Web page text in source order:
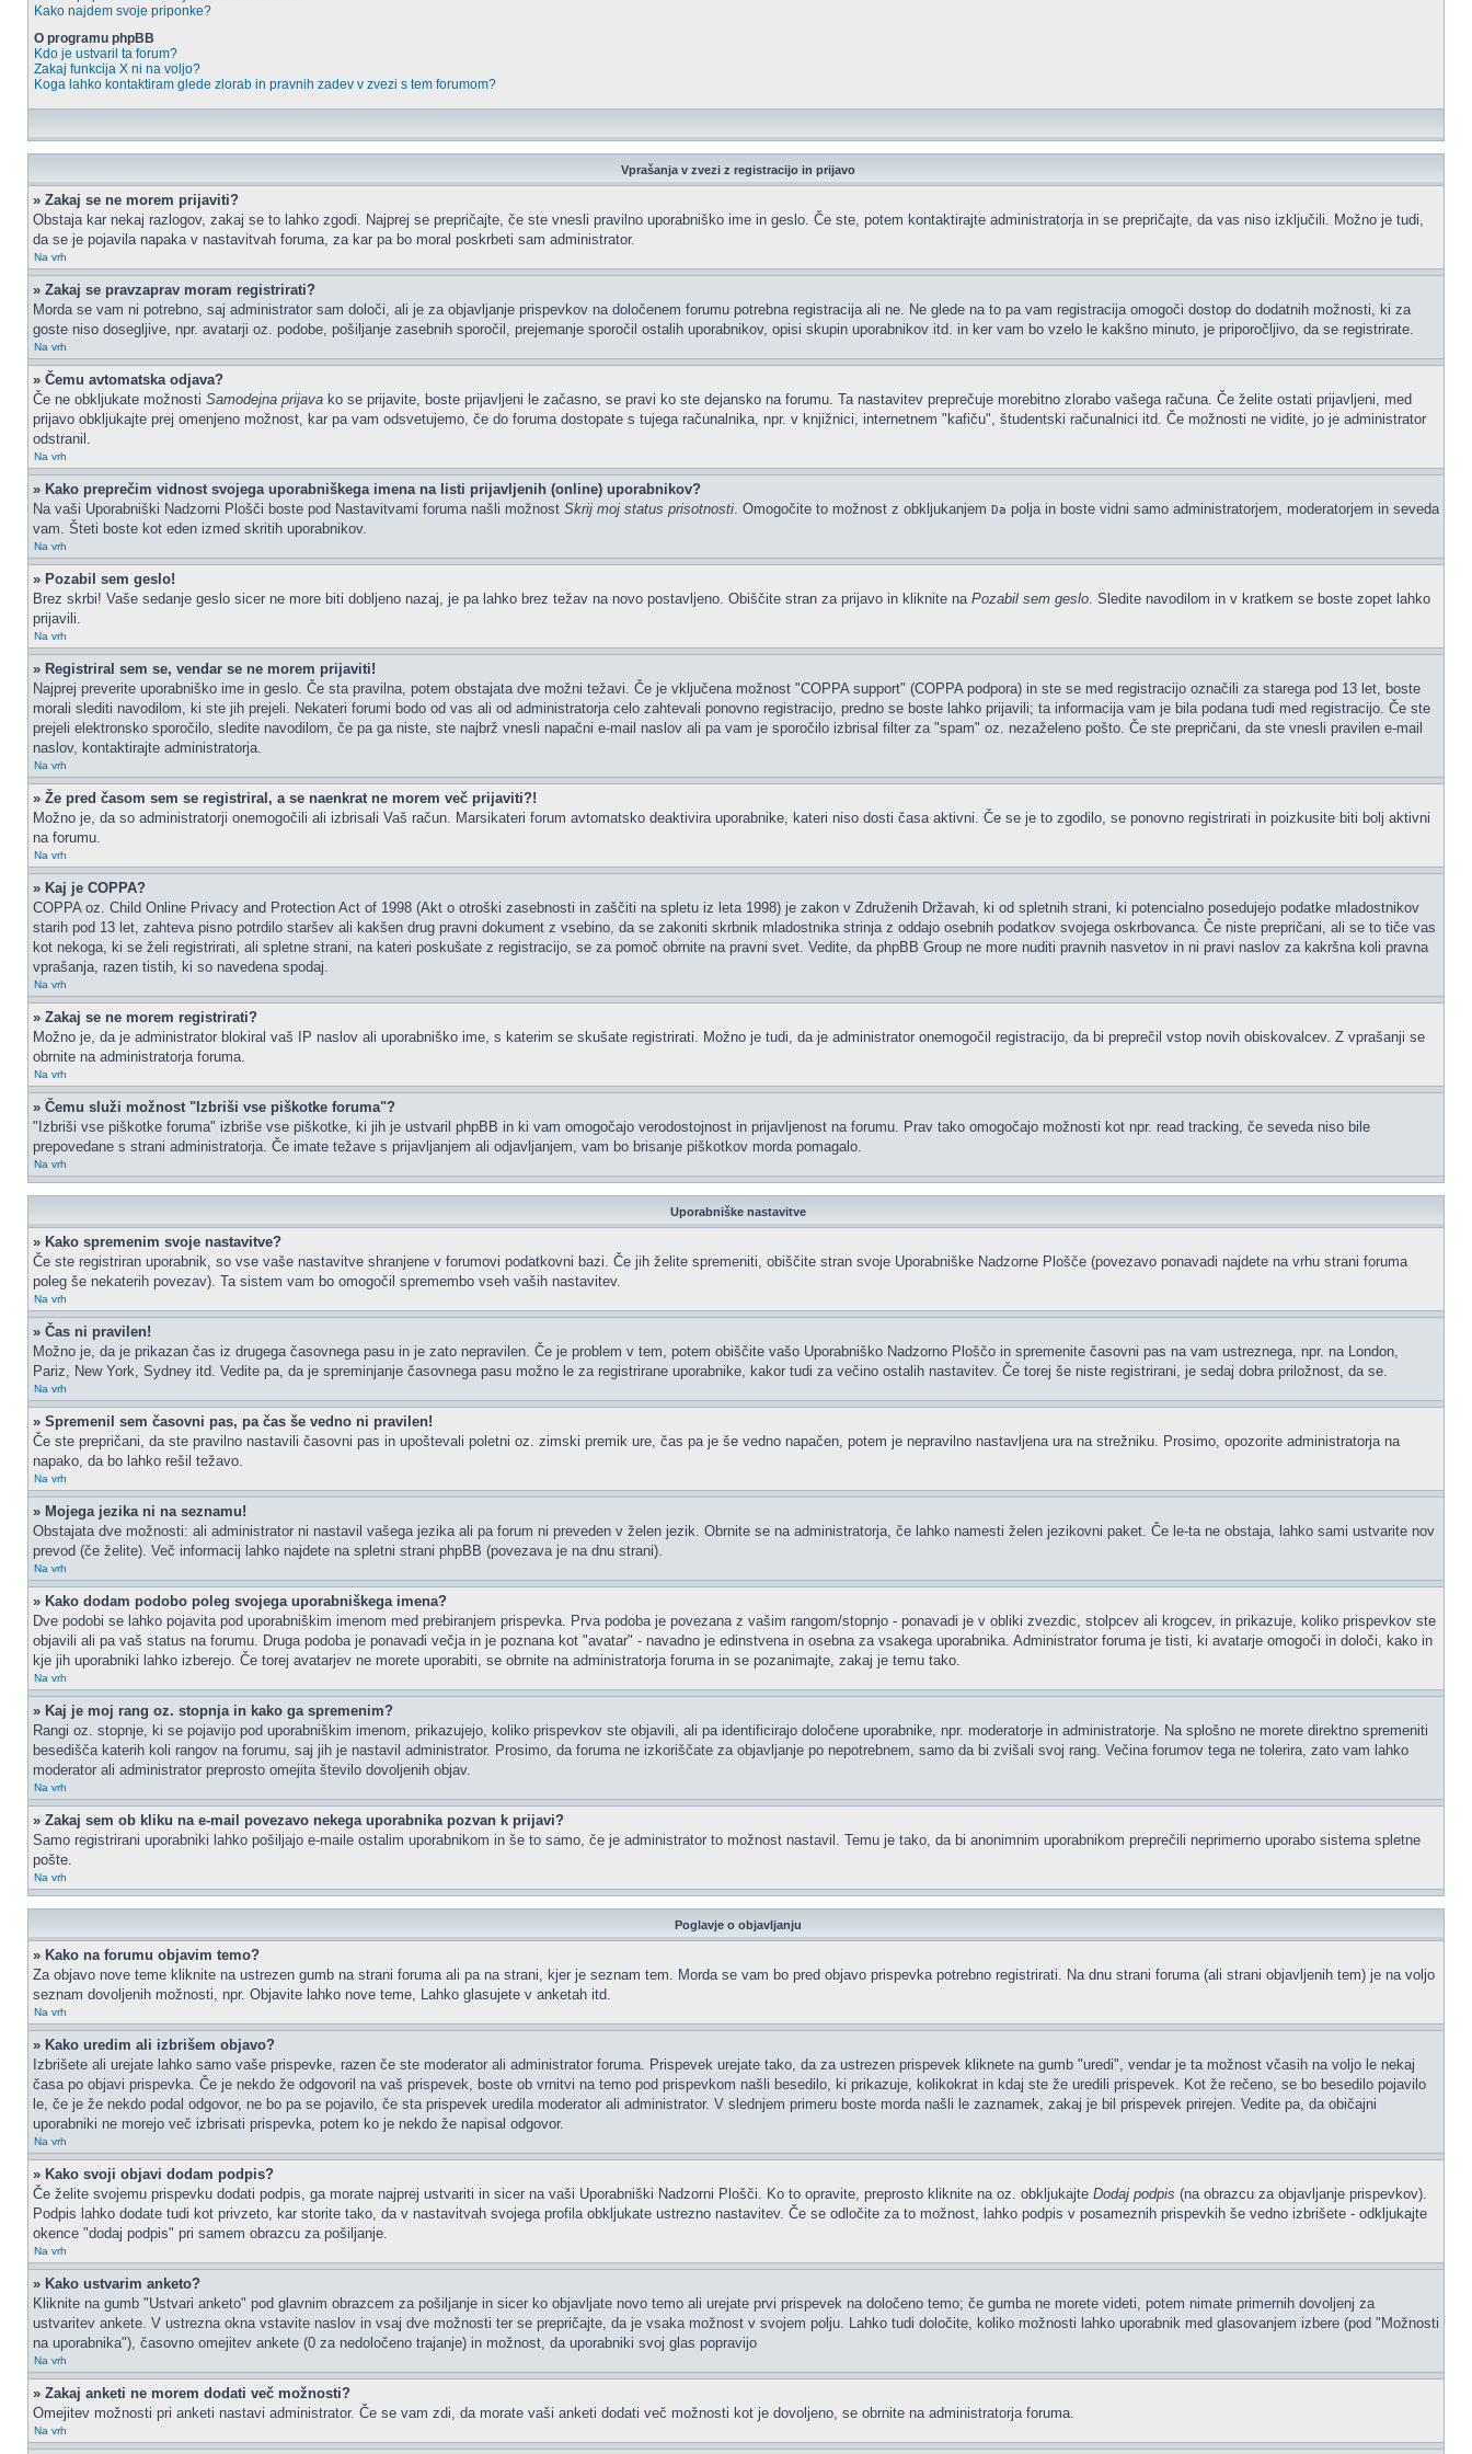
Kako najdem svoje priponke?
O programu phpBB
Kdo je ustvaril ta forum?
Zakaj funkcija X ni na voljo?
Koga lahko kontaktiram glede zlorab in pravnih zadev v zvezi s tem forumom?
Vprašanja v zvezi z registracijo in prijavo
» Zakaj se ne morem prijaviti?
Obstaja kar nekaj razlogov, zakaj se to lahko zgodi. Najprej se prepričajte, če ste vnesli pravilno uporabniško ime in geslo. Če ste, potem kontaktirajte administratorja in se prepričajte, da vas niso izključili. Možno je tudi,
da se je pojavila napaka v nastavitvah foruma, za kar pa bo moral poskrbeti sam administrator.
Na vrh
» Zakaj se pravzaprav moram registrirati?
Morda se vam ni potrebno, saj administrator sam določi, ali je za objavljanje prispevkov na določenem forumu potrebna registracija ali ne. Ne glede na to pa vam registracija omogoči dostop do dodatnih možnosti, ki za
goste niso dosegljive, npr. avatarji oz. podobe, pošiljanje zasebnih sporočil, prejemanje sporočil ostalih uporabnikov, opisi skupin uporabnikov itd. in ker vam bo vzelo le kakšno minuto, je priporočljivo, da se registrirate.
Na vrh
» Čemu avtomatska odjava?
Če ne obkljukate možnosti Samodejna prijava ko se prijavite, boste prijavljeni le začasno, se pravi ko ste dejansko na forumu. Ta nastavitev preprečuje morebitno zlorabo vašega računa. Če želite ostati prijavljeni, med
prijavo obkljukajte prej omenjeno možnost, kar pa vam odsvetujemo, če do foruma dostopate s tujega računalnika, npr. v knjižnici, internetnem "kafiču", študentski računalnici itd. Če možnosti ne vidite, jo je administrator
odstranil.
Na vrh
» Kako preprečim vidnost svojega uporabniškega imena na listi prijavljenih (online) uporabnikov?
Na vaši Uporabniški Nadzorni Plošči boste pod Nastavitvami foruma našli možnost Skrij moj status prisotnosti. Omogočite to možnost z obkljukanjem Da polja in boste vidni samo administratorjem, moderatorjem in seveda
vam. Šteti boste kot eden izmed skritih uporabnikov.
Na vrh
» Pozabil sem geslo!
Brez skrbi! Vaše sedanje geslo sicer ne more biti dobljeno nazaj, je pa lahko brez težav na novo postavljeno. Obiščite stran za prijavo in kliknite na Pozabil sem geslo. Sledite navodilom in v kratkem se boste zopet lahko
prijavili.
Na vrh
» Registriral sem se, vendar se ne morem prijaviti!
Najprej preverite uporabniško ime in geslo. Če sta pravilna, potem obstajata dve možni težavi. Če je vključena možnost "COPPA support" (COPPA podpora) in ste se med registracijo označili za starega pod 13 let, boste
morali slediti navodilom, ki ste jih prejeli. Nekateri forumi bodo od vas ali od administratorja celo zahtevali ponovno registracijo, predno se boste lahko prijavili; ta informacija vam je bila podana tudi med registracijo. Če ste
prejeli elektronsko sporočilo, sledite navodilom, če pa ga niste, ste najbrž vnesli napačni e-mail naslov ali pa vam je sporočilo izbrisal filter za "spam" oz. nezaželeno pošto. Če ste prepričani, da ste vnesli pravilen e-mail
naslov, kontaktirajte administratorja.
Na vrh
» Že pred časom sem se registriral, a se naenkrat ne morem več prijaviti?!
Možno je, da so administratorji onemogočili ali izbrisali Vaš račun. Marsikateri forum avtomatsko deaktivira uporabnike, kateri niso dosti časa aktivni. Če se je to zgodilo, se ponovno registrirati in poizkusite biti bolj aktivni
na forumu.
Na vrh
» Kaj je COPPA?
COPPA oz. Child Online Privacy and Protection Act of 1998 (Akt o otroški zasebnosti in zaščiti na spletu iz leta 1998) je zakon v Združenih Državah, ki od spletnih strani, ki potencialno posedujejo podatke mladostnikov
starih pod 13 let, zahteva pisno potrdilo staršev ali kakšen drug pravni dokument z vsebino, da se zakoniti skrbnik mladostnika strinja z oddajo osebnih podatkov svojega oskrbovanca. Če niste prepričani, ali se to tiče vas
kot nekoga, ki se želi registrirati, ali spletne strani, na kateri poskušate z registracijo, se za pomoč obrnite na pravni svet. Vedite, da phpBB Group ne more nuditi pravnih nasvetov in ni pravi naslov za kakršna koli pravna
vprašanja, razen tistih, ki so navedena spodaj.
Na vrh
» Zakaj se ne morem registrirati?
Možno je, da je administrator blokiral vaš IP naslov ali uporabniško ime, s katerim se skušate registrirati. Možno je tudi, da je administrator onemogočil registracijo, da bi preprečil vstop novih obiskovalcev. Z vprašanji se
obrnite na administratorja foruma.
Na vrh
» Čemu služi možnost "Izbriši vse piškotke foruma"?
"Izbriši vse piškotke foruma" izbriše vse piškotke, ki jih je ustvaril phpBB in ki vam omogočajo verodostojnost in prijavljenost na forumu. Prav tako omogočajo možnosti kot npr. read tracking, če seveda niso bile
prepovedane s strani administratorja. Če imate težave s prijavljanjem ali odjavljanjem, vam bo brisanje piškotkov morda pomagalo.
Na vrh
Uporabniške nastavitve
» Kako spremenim svoje nastavitve?
Če ste registriran uporabnik, so vse vaše nastavitve shranjene v forumovi podatkovni bazi. Če jih želite spremeniti, obiščite stran svoje Uporabniške Nadzorne Plošče (povezavo ponavadi najdete na vrhu strani foruma
poleg še nekaterih povezav). Ta sistem vam bo omogočil spremembo vseh vaših nastavitev.
Na vrh
» Čas ni pravilen!
Možno je, da je prikazan čas iz drugega časovnega pasu in je zato nepravilen. Če je problem v tem, potem obiščite vašo Uporabniško Nadzorno Ploščo in spremenite časovni pas na vam ustreznega, npr. na London,
Pariz, New York, Sydney itd. Vedite pa, da je spreminjanje časovnega pasu možno le za registrirane uporabnike, kakor tudi za večino ostalih nastavitev. Če torej še niste registrirani, je sedaj dobra priložnost, da se.
Na vrh
» Spremenil sem časovni pas, pa čas še vedno ni pravilen!
Če ste prepričani, da ste pravilno nastavili časovni pas in upoštevali poletni oz. zimski premik ure, čas pa je še vedno napačen, potem je nepravilno nastavljena ura na strežniku. Prosimo, opozorite administratorja na
napako, da bo lahko rešil težavo.
Na vrh
» Mojega jezika ni na seznamu!
Obstajata dve možnosti: ali administrator ni nastavil vašega jezika ali pa forum ni preveden v želen jezik. Obrnite se na administratorja, če lahko namesti želen jezikovni paket. Če le-ta ne obstaja, lahko sami ustvarite nov
prevod (če želite). Več informacij lahko najdete na spletni strani phpBB (povezava je na dnu strani).
Na vrh
» Kako dodam podobo poleg svojega uporabniškega imena?
Dve podobi se lahko pojavita pod uporabniškim imenom med prebiranjem prispevka. Prva podoba je povezana z vašim rangom/stopnjo - ponavadi je v obliki zvezdic, stolpcev ali krogcev, in prikazuje, koliko prispevkov ste
objavili ali pa vaš status na forumu. Druga podoba je ponavadi večja in je poznana kot "avatar" - navadno je edinstvena in osebna za vsakega uporabnika. Administrator foruma je tisti, ki avatarje omogoči in določi, kako in
kje jih uporabniki lahko izberejo. Če torej avatarjev ne morete uporabiti, se obrnite na administratorja foruma in se pozanimajte, zakaj je temu tako.
Na vrh
» Kaj je moj rang oz. stopnja in kako ga spremenim?
Rangi oz. stopnje, ki se pojavijo pod uporabniškim imenom, prikazujejo, koliko prispevkov ste objavili, ali pa identificirajo določene uporabnike, npr. moderatorje in administratorje. Na splošno ne morete direktno spremeniti
besedišča katerih koli rangov na forumu, saj jih je nastavil administrator. Prosimo, da foruma ne izkoriščate za objavljanje po nepotrebnem, samo da bi zvišali svoj rang. Večina forumov tega ne tolerira, zato vam lahko
moderator ali administrator preprosto omejita število dovoljenih objav.
Na vrh
» Zakaj sem ob kliku na e-mail povezavo nekega uporabnika pozvan k prijavi?
Samo registrirani uporabniki lahko pošiljajo e-maile ostalim uporabnikom in še to samo, če je administrator to možnost nastavil. Temu je tako, da bi anonimnim uporabnikom preprečili neprimerno uporabo sistema spletne
pošte.
Na vrh
Poglavje o objavljanju
» Kako na forumu objavim temo?
Za objavo nove teme kliknite na ustrezen gumb na strani foruma ali pa na strani, kjer je seznam tem. Morda se vam bo pred objavo prispevka potrebno registrirati. Na dnu strani foruma (ali strani objavljenih tem) je na voljo
seznam dovoljenih možnosti, npr. Objavite lahko nove teme, Lahko glasujete v anketah itd.
Na vrh
» Kako uredim ali izbrišem objavo?
Izbrišete ali urejate lahko samo vaše prispevke, razen če ste moderator ali administrator foruma. Prispevek urejate tako, da za ustrezen prispevek kliknete na gumb "uredi", vendar je ta možnost včasih na voljo le nekaj
časa po objavi prispevka. Če je nekdo že odgovoril na vaš prispevek, boste ob vrnitvi na temo pod prispevkom našli besedilo, ki prikazuje, kolikokrat in kdaj ste že uredili prispevek. Kot že rečeno, se bo besedilo pojavilo
le, če je že nekdo podal odgovor, ne bo pa se pojavilo, če sta prispevek uredila moderator ali administrator. V slednjem primeru boste morda našli le zaznamek, zakaj je bil prispevek prirejen. Vedite pa, da običajni
uporabniki ne morejo več izbrisati prispevka, potem ko je nekdo že napisal odgovor.
Na vrh
» Kako svoji objavi dodam podpis?
Če želite svojemu prispevku dodati podpis, ga morate najprej ustvariti in sicer na vaši Uporabniški Nadzorni Plošči. Ko to opravite, preprosto kliknite na oz. obkljukajte Dodaj podpis (na obrazcu za objavljanje prispevkov).
Podpis lahko dodate tudi kot privzeto, kar storite tako, da v nastavitvah svojega profila obkljukate ustrezno nastavitev. Če se odločite za to možnost, lahko podpis v posameznih prispevkih še vedno izbrišete - odkljukajte
okence "dodaj podpis" pri samem obrazcu za pošiljanje.
Na vrh
» Kako ustvarim anketo?
Kliknite na gumb "Ustvari anketo" pod glavnim obrazcem za pošiljanje in sicer ko objavljate novo temo ali urejate prvi prispevek na določeno temo; če gumba ne morete videti, potem nimate primernih dovoljenj za
ustvaritev ankete. V ustrezna okna vstavite naslov in vsaj dve možnosti ter se prepričajte, da je vsaka možnost v svojem polju. Lahko tudi določite, koliko možnosti lahko uporabnik med glasovanjem izbere (pod "Možnosti
na uporabnika"), časovno omejitev ankete (0 za nedoločeno trajanje) in možnost, da uporabniki svoj glas popravijo
Na vrh
» Zakaj anketi ne morem dodati več možnosti?
Omejitev možnosti pri anketi nastavi administrator. Če se vam zdi, da morate vaši anketi dodati več možnosti kot je dovoljeno, se obrnite na administratorja foruma.
Na vrh